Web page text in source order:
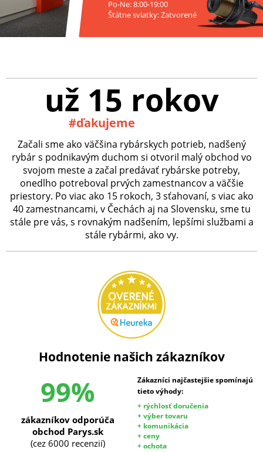
Po-Ne: 8:00-19:00
Štátne sviatky: Zatvorené
už 15 rokov
#ďakujeme
Začali sme ako väčšina rybárskych potrieb, nadšený
rybár s podnikavým duchom si otvoril malý obchod vo
svojom meste a začal predávať rybárske potreby,
onedlho potreboval prvých zamestnancov a väčšie
priestory. Po viac ako 15 rokoch, 3 sťahovaní, s viac ako
40 zamestnancami, v Čechách aj na Slovensku, sme tu
stále pre vás, s rovnakým nadšením, lepšími službami a
stále rybármi, ako vy.
Hodnotenie našich zákazníkov
99%
Zákazníci najčastejšie spomínajú
tieto výhody:
+ rýchlosť doručenia
+ výber tovaru
+ komunikácia
+ ceny
+ ochota
zákazníkov odporúča
obchod Parys.sk
(cez 6000 recenzií)